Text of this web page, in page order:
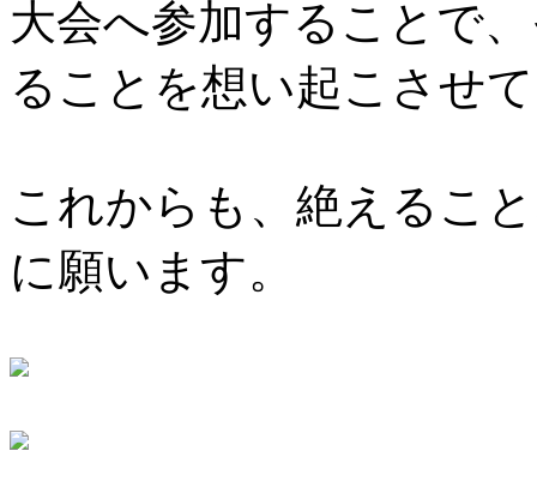
大会へ参加することで
ることを想い起こさせ
これからも、絶えるこ
に願います。